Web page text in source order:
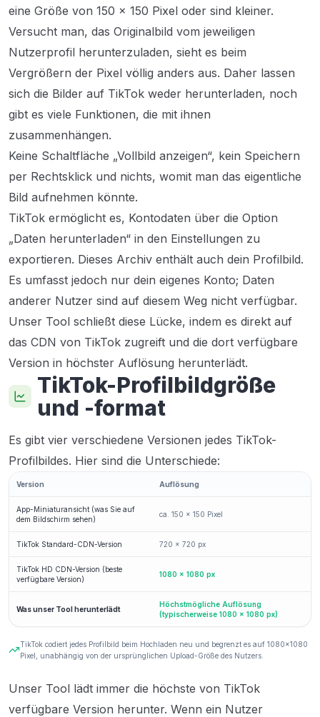
eine Größe von 150 x 150 Pixel oder sind kleiner.
Versucht man, das Originalbild vom jeweiligen
Nutzerprofil herunterzuladen, sieht es beim
Vergrößern der Pixel völlig anders aus. Daher lassen
sich die Bilder auf TikTok weder herunterladen, noch
gibt es viele Funktionen, die mit ihnen
zusammenhängen.
Keine Schaltfläche „Vollbild anzeigen“, kein Speichern
per Rechtsklick und nichts, womit man das eigentliche
Bild aufnehmen könnte.
TikTok ermöglicht es, Kontodaten über die Option
„Daten herunterladen“ in den Einstellungen zu
exportieren. Dieses Archiv enthält auch dein Profilbild.
Es umfasst jedoch nur dein eigenes Konto; Daten
anderer Nutzer sind auf diesem Weg nicht verfügbar.
Unser Tool schließt diese Lücke, indem es direkt auf
das CDN von TikTok zugreift und die dort verfügbare
Version in höchster Auflösung herunterlädt.
TikTok-Profilbildgröße
und -format
Es gibt vier verschiedene Versionen jedes TikTok-
Profilbildes. Hier sind die Unterschiede:
Version Auflösung
App-Miniaturansicht (was Sie auf
dem Bildschirm sehen)
ca. 150 × 150 Pixel
TikTok Standard-CDN-Version 720 × 720 px
TikTok HD CDN-Version (beste
verfügbare Version)
1080 × 1080 px
Was unser Tool herunterlädt
Höchstmögliche Auflösung
(typischerweise 1080 × 1080 px)
TikTok codiert jedes Profilbild beim Hochladen neu und begrenzt es auf 1080×1080
Pixel, unabhängig von der ursprünglichen Upload-Größe des Nutzers.
Unser Tool lädt immer die höchste von TikTok
verfügbare Version herunter. Wenn ein Nutzer